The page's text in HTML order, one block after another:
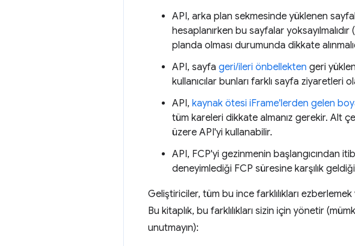
API, arka plan sekmesinde yüklenen
hesaplanırken bu sayfalar
planda olması durumunda dikkate
API, sayfa geri/ileri önbellekten geri
kullanıcılar bunları farklı sayfa
API, kaynak ötesi iFrame'lerden gelen
tüm kareleri dikkate almanız gerekir. Alt
üzere API'yi kullanabilir.
API, FCP'yi gezinmenin başlangıcından
deneyimlediği FCP süresine karşılık
Geliştiriciler, tüm bu ince farklılıkları
Bu kitaplık, bu farklılıkları sizin için yönetir
unutmayın):